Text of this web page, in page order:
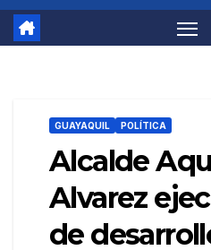
GUAYAQUIL POLÍTICA
Alcalde
Alvarez
de